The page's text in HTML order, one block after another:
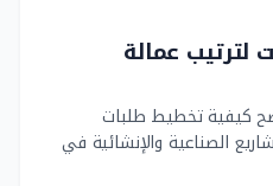
عمالة
كيفية تخطيط طلبات
الصناعية والإنشائية في